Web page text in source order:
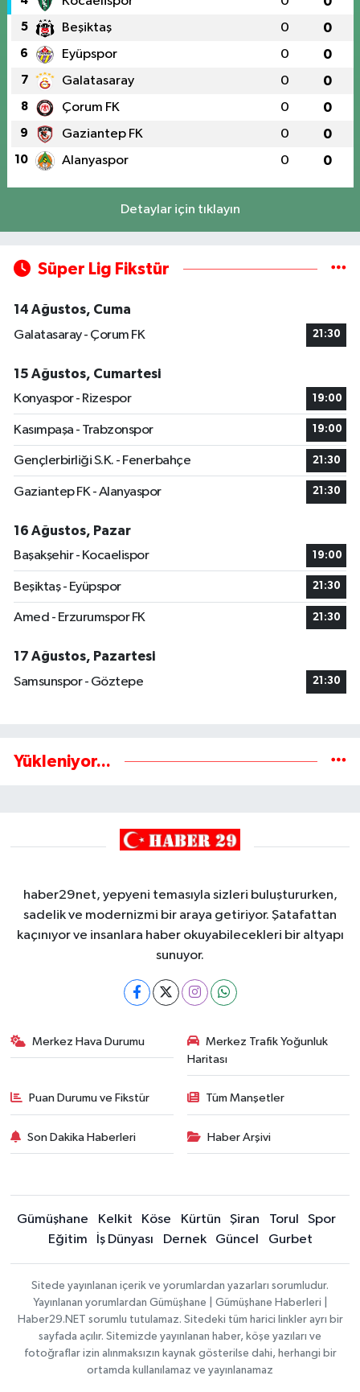
5 Beşiktaş 0 0
6 Eyüpspor 0 0
7 Galatasaray 0 0
8 Çorum FK 0 0
9 Gaziantep FK 0 0
10 Alanyaspor 0 0
Detaylar için tıklayın
Süper Lig Fikstür
14 Ağustos, Cuma
Galatasaray - Çorum FK
21:30
15 Ağustos, Cumartesi
Konyaspor - Rizespor
19:00
Kasımpaşa - Trabzonspor 19:00
Gençlerbirliği S.K. - Fenerbahçe 21:30
Gaziantep FK - Alanyaspor 21:30
16 Ağustos, Pazar
Başakşehir - Kocaelispor
19:00
Beşiktaş - Eyüpspor 21:30
Amed - Erzurumspor FK 21:30
17 Ağustos, Pazartesi
Samsunspor - Göztepe
21:30
Yükleniyor...
haber29net, yepyeni temasıyla sizleri buluştururken,
sadelik ve modernizmi bir araya getiriyor. Şatafattan
kaçınıyor ve insanlara haber okuyabilecekleri bir altyapı
sunuyor.
Merkez Hava Durumu
Merkez Trafik Yoğunluk
Haritası
Puan Durumu ve Fikstür Tüm Manşetler
Son Dakika Haberleri Haber Arşivi
Gümüşhane Kelkit Köse Kürtün Şiran Torul
Spor
Eğitim
İş Dünyası Dernek Güncel Gurbet
Sitede yayınlanan içerik ve yorumlardan yazarları sorumludur.
Yayınlanan yorumlardan Gümüşhane | Gümüşhane Haberleri |
Haber29.NET sorumlu tutulamaz. Sitedeki tüm harici linkler ayrı bir
sayfada açılır. Sitemizde yayınlanan haber, köşe yazıları ve
fotoğraflar izin alınmaksızın kaynak gösterilse dahi, herhangi bir
ortamda kullanılamaz ve yayınlanamaz